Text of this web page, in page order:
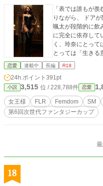
「表では誰もが
りながら、 ドアが閉まった瞬間だけ豹変する玲奈の本性に、
颯太が段階的に飲み込まれ、 「自分だ
に完全に依存していく心理ドラ
く、玲奈にとっては
とっては「生きる
恋愛 連載中 長編 R18
24h.ポイント 391pt
小説 3,515 位 / 228,788件 恋愛
女王様 FLR Femdom SM
第6回次世代ファンタジーカップ
18